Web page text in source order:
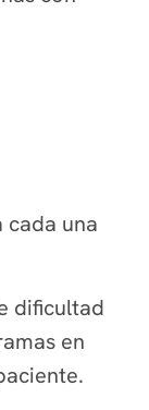
una
dificultad
en